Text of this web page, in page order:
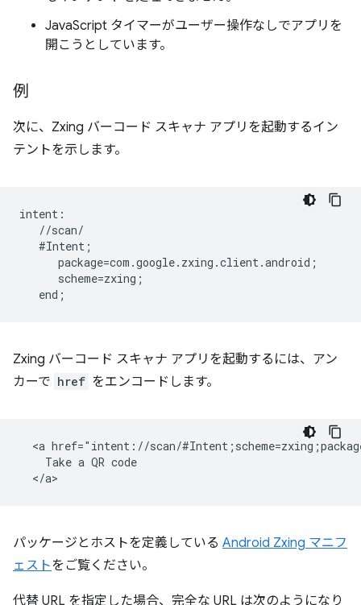
JavaScript タイマーがユーザー操作なしでアプリを
開こうとしています。
例
次に、Zxing バーコード スキャナ アプリを起動するイン
テントを示します。
intent:
   //scan/
   #Intent;
      package=com.google.zxing.client.android;
      scheme=zxing;
Zxing バーコード スキャナ アプリを起動するには、アン
カーで href をエンコードします。
<a href="intent://scan/
    Take a QR code
パッケージとホストを定義している Android Zxing マニフ
ェストをご覧ください。
代替 URL を指定した場合、完全な URL は次のようになり